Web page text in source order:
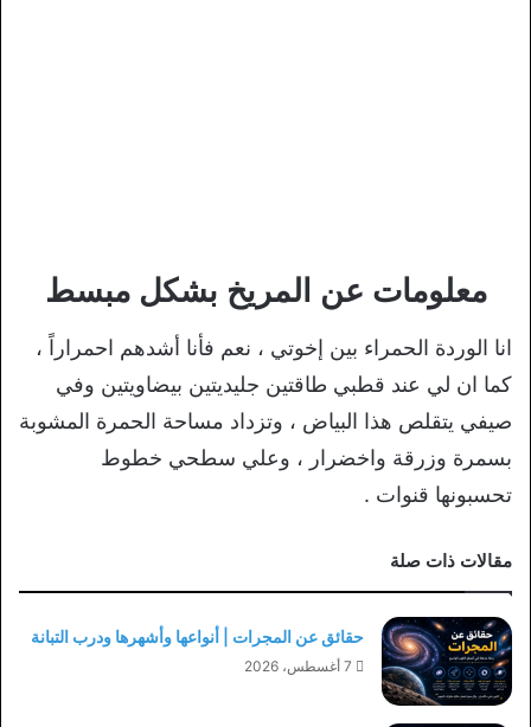
معلومات عن المريخ بشكل مبسط
انا الوردة الحمراء بين إخوتي ، نعم فأنا أشدهم احمراراً ،
كما ان لي عند قطبي طاقتين جليديتين بيضاويتين وفي
صيفي يتقلص هذا البياض ، وتزداد مساحة الحمرة المشوبة
بسمرة وزرقة واخضرار ، وعلي سطحي خطوط
تحسبونها قنوات .
مقالات ذات صلة
حقائق عن المجرات | أنواعها وأشهرها ودرب التبانة
7 أغسطس، 2026